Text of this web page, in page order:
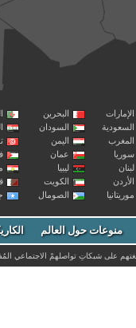
البحرين
السودان
اليمن
عمان
ليبيا
الكويت
الصومال
منوعات حول العالم
على شبكاتِ تواصلهمْ الاجتماعي